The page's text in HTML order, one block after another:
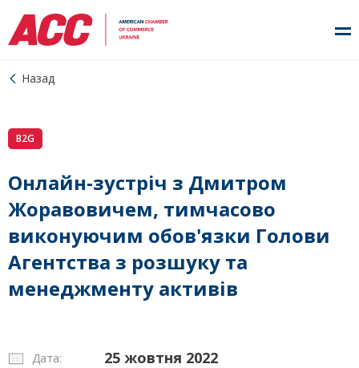
Назад
B2G
Онлайн-зустріч з Дмитром
Жоравовичем, тимчасово
виконуючим обов'язки Голови
Агентства з розшуку та
менеджменту активів
Дата: 25 жовтня 2022